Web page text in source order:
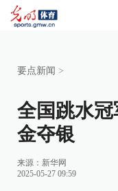
要点新闻 >
全国跳水
金夺银
来源： 新华网
2025-05-27 09:59